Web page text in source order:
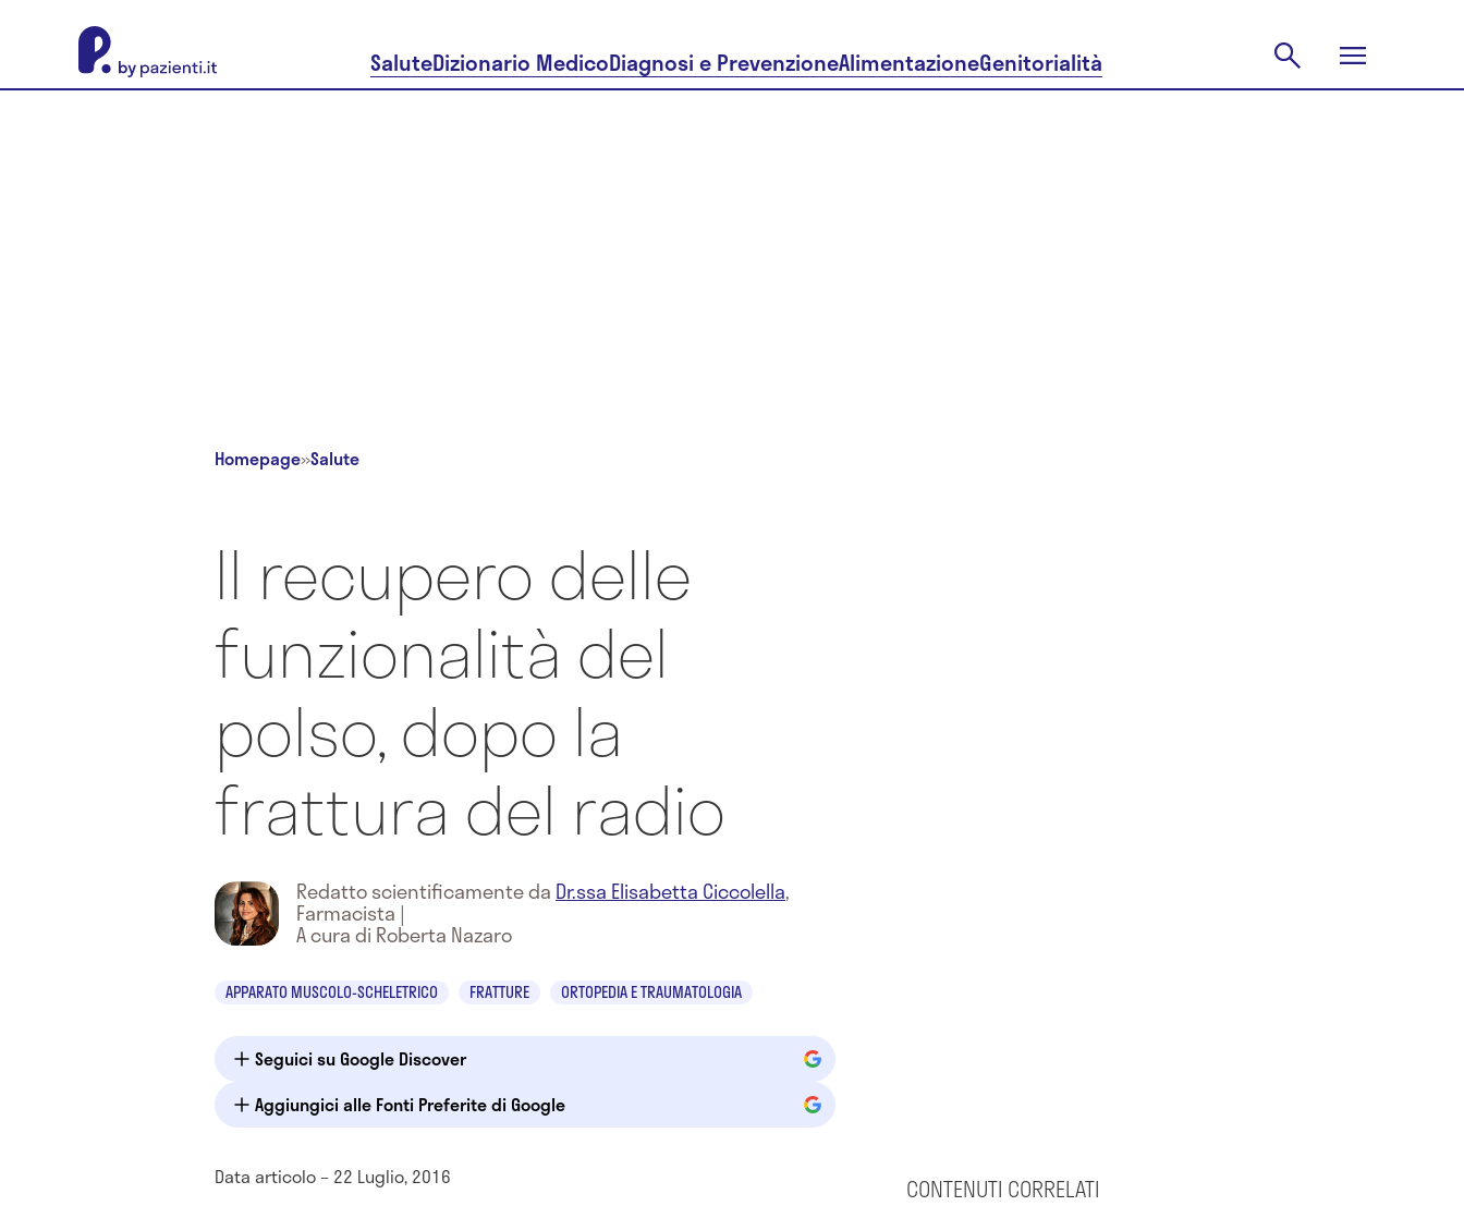
SaluteDizionario MedicoDiagnosi e PrevenzioneAlimentazioneGenitorialità
Homepage»Salute
Il recupero delle
funzionalità del
polso, dopo la
frattura del radio
Redatto scientificamente da Dr.ssa Elisabetta Ciccolella,
Farmacista |
A cura di Roberta Nazaro
APPARATO MUSCOLO-SCHELETRICO FRATTURE ORTOPEDIA E TRAUMATOLOGIA
Seguici su Google Discover
Aggiungici alle Fonti Preferite di Google
Data articolo – 22 Luglio, 2016 CONTENUTI CORRELATI